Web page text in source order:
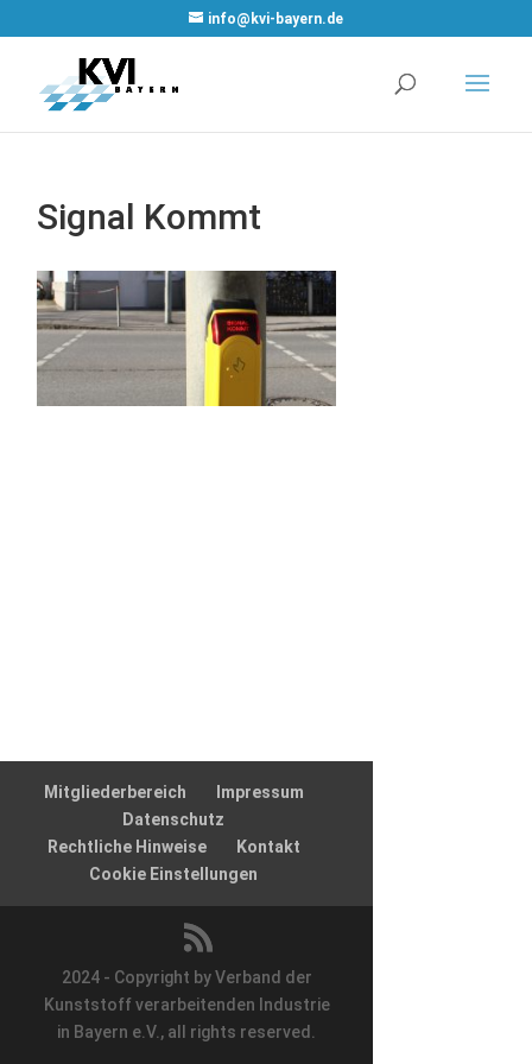
info@kvi-bayern.de
Signal Kommt
Mitgliederbereich
Impressum
Datenschutz
Rechtliche Hinweise
Kontakt
Cookie Einstellungen
2024 - Copyright by Verband der
Kunststoff verarbeitenden Industrie
in Bayern e.V., all rights reserved.
Plugin von Real